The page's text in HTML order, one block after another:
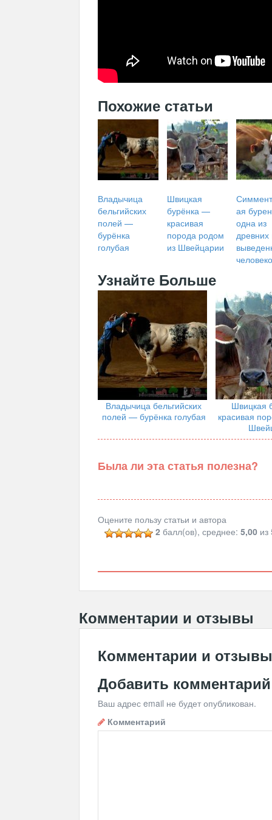
Похожие статьи
Владычица
бельгийских
полей —
бурёнка
голубая
Швицкая
бурёнка —
красивая
порода родом
из Швейцарии
ая
одна из
древних
Узнайте Больше
Владычица бельгийских
полей — бурёнка голубая
Швицкая
красивая
Была ли эта статья полезна?
Оцените пользу статьи и автора
2 балл(ов), среднее:5,00 из
Комментарии и отзывы
Комментарии и отзывы
Добавить комментарий
Ваш адрес email не будет опубликован.
Комментарий